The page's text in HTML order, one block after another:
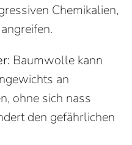
Chemikalien,
Baumwolle kann
an
ohne sich nass
den gefährlichen